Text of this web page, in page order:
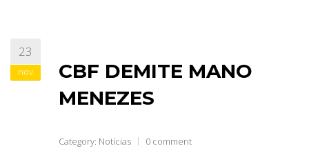
23
nov
CBF DEMITE MANO
MENEZES
Category: Notícias 0 comment